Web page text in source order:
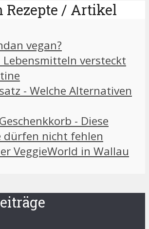
Rezepte / Artikel
vegan?
Lebensmitteln versteckt
- Welche Alternativen
- Diese
dürfen nicht fehlen
VeggieWorld in Wallau